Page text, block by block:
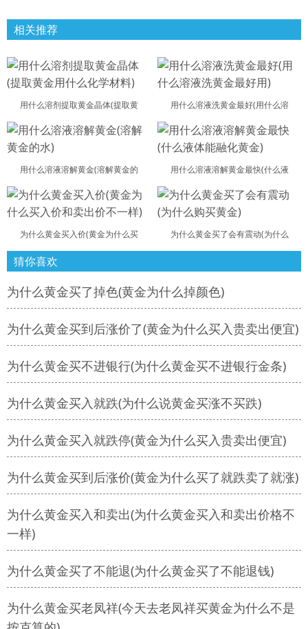
相关推荐
用什么溶剂提取黄金晶体(提取黄 用什么溶液洗黄金最好(用什么溶
用什么溶液溶解黄金(溶解黄金的 用什么溶液溶解黄金最快(什么液
为什么黄金买入价(黄金为什么买 为什么黄金买了会有震动(为什么
猜你喜欢
为什么黄金买了掉色(黄金为什么掉颜色)
为什么黄金买到后涨价了(黄金为什么买入贵卖出便宜)
为什么黄金买不进银行(为什么黄金买不进银行金条)
为什么黄金买入就跌(为什么说黄金买涨不买跌)
为什么黄金买入就跌停(黄金为什么买入贵卖出便宜)
为什么黄金买到后涨价(黄金为什么买了就跌卖了就涨)
为什么黄金买入和卖出(为什么黄金买入和卖出价格不
一样)
为什么黄金买了不能退(为什么黄金买了不能退钱)
为什么黄金买老凤祥(今天去老凤祥买黄金为什么不是